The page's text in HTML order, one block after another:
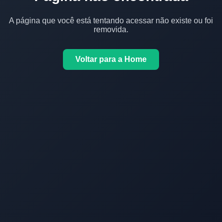
A página que você está tentando acessar não existe ou foi
removida.
Voltar para a Home